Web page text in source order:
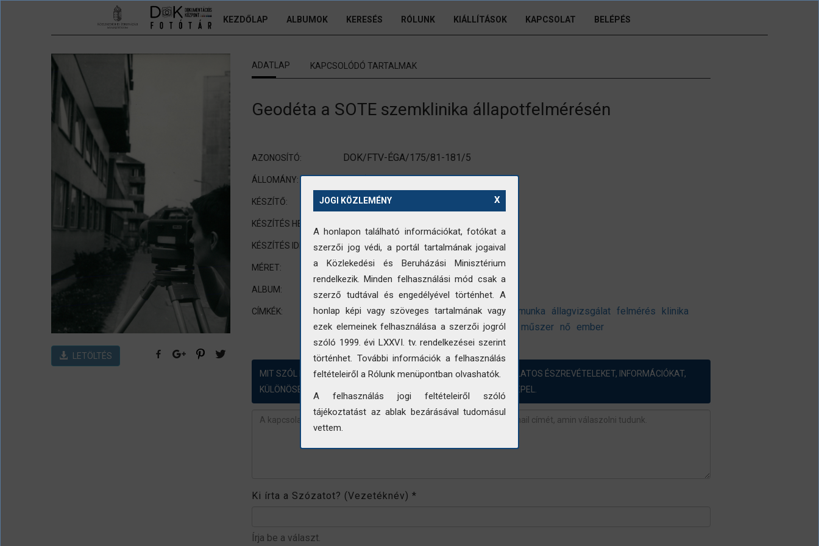
KEZDŐLAP ALBUMOK KERESÉS RÓLUNK KIÁLLÍTÁSOK KAPCSOLAT BELÉPÉS
LETÖLTÉS
ADATLAP KAPCSOLÓDÓ TARTALMAK
Geodéta a SOTE szemklinika állapotfelmérésén
AZONOSÍTÓ: DOK/FTV-ÉGA/175/81-181/5
ÁLLOMÁNY: FTV (Földmérő és Talajvizsgáló Vállalat)
KÉSZÍTŐ: nincs adat
KÉSZÍTÉS HELYE:
KÉSZÍTÉS IDEJE: 1981
MÉRET: 120x90mm
ALBUM: Terep-és labormunka
CÍMKÉK: állapotfelmérés vizsgálat mérés terepmunka állagvizsgálat felmérés
klinika
intézmény Budapest főváros geodéta műszer nő ember
MIT SZÓL HOZZÁ?! ÖRÖMMEL FOGADJUK A FOTÓINKKAL KAPCSOLATOS ÉSZREVÉTELEKET, INFORMÁCIÓKAT,
KÜLÖNÖSEN AZOKBAN AZ ESETEKBEN, AHOL „NINCS ADAT” SZEREPEL.
Ki írta a Szózatot? (Vezetéknév)*
Írja be a választ.
X
JOGI KÖZLEMÉNY
A honlapon található információkat, fotókat a
szerzői jog védi, a portál tartalmának jogaival
a Közlekedési és Beruházási Minisztérium
rendelkezik. Minden felhasználási mód csak a
szerző tudtával és engedélyével történhet. A
honlap képi vagy szöveges tartalmának vagy
ezek elemeinek felhasználása a szerzői jogról
szóló 1999. évi LXXVI. tv. rendelkezései szerint
történhet. További információk a felhasználás
feltételeiről a Rólunk menüpontban olvashatók.
A felhasználás jogi feltételeiről szóló
tájékoztatást az ablak bezárásával tudomásul
vettem.